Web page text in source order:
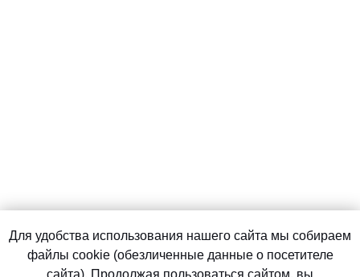
Для удобства использования нашего сайта мы собираем
файлы cookie (обезличенные данные о посетителе
сайта). Продолжая пользоваться сайтом, вы